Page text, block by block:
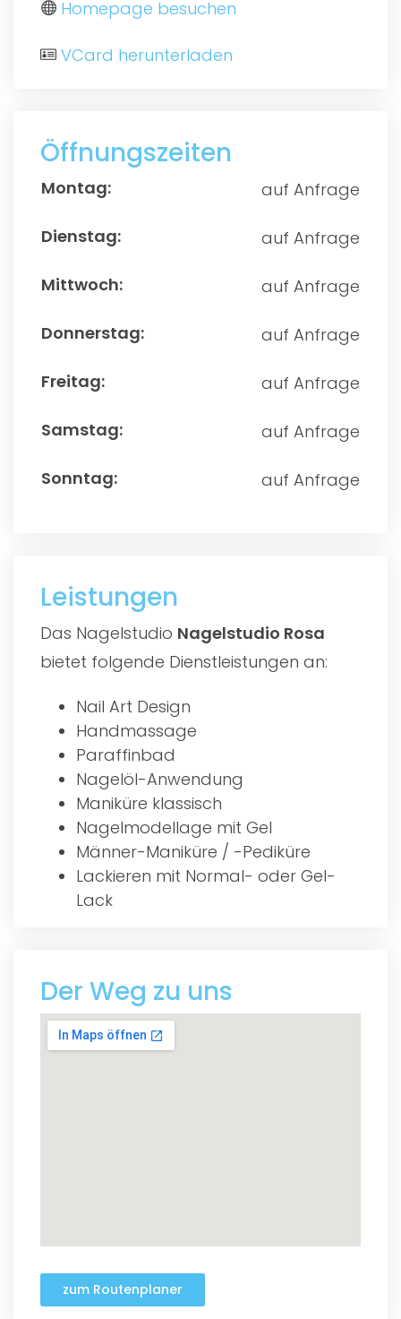
Homepage besuchen
VCard herunterladen
Öffnungszeiten
auf Anfrage
auf Anfrage
auf Anfrage
auf Anfrage
auf Anfrage
auf Anfrage
auf Anfrage
Leistungen
Das Nagelstudio Nagelstudio Rosa
bietet folgende Dienstleistungen an:
Nail Art Design
Handmassage
Paraffinbad
Nagelöl-Anwendung
Maniküre klassisch
Nagelmodellage mit Gel
Männer-Maniküre / -Pediküre
Lackieren mit Normal- oder Gel-
Lack
Der Weg zu uns
zum Routenplaner